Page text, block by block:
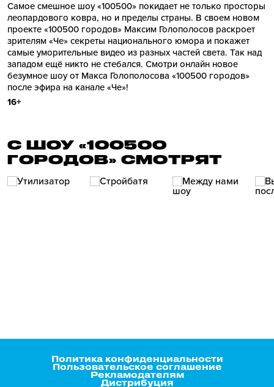
Самое смешное шоу «100500» покидает не только просторы
леопардового ковра, но и пределы страны. В своем новом
проекте «100500 городов» Максим Голополосов раскроет
зрителям «Че» секреты национального юмора и покажет
самые уморительные видео из разных частей света. Так над
западом ещё никто не стебался. Смотри онлайн новое
безумное шоу от Макса Голополосова «100500 городов»
после эфира на канале «Че»!
16+
С ШОУ «100500
ГОРОДОВ» СМОТРЯТ
Политика конфиденциальности
Пользовательское соглашение
Рекламодателям
Дистрибуция